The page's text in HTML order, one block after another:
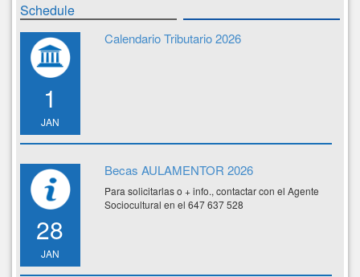
Schedule
1
JAN
Calendario Tributario 2026
28
JAN
Becas AULAMENTOR 2026
Para solicitarlas o + info., contactar con el Agente
Sociocultural en el 647 637 528